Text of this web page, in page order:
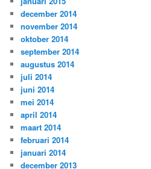
december 2014
november 2014
oktober 2014
september 2014
augustus 2014
juli 2014
juni 2014
mei 2014
april 2014
maart 2014
februari 2014
januari 2014
december 2013